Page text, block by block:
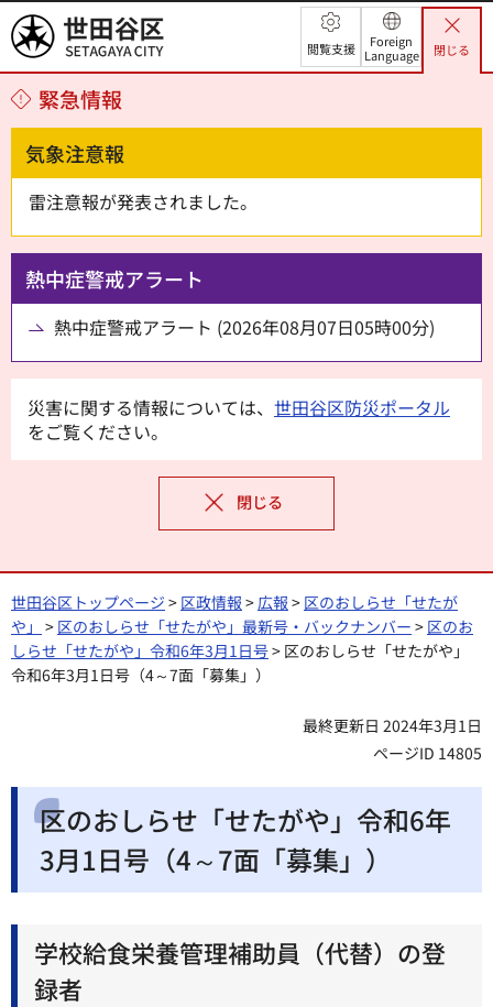
世田谷区 閲覧支援
Foreign
Language
閉じる
緊急情報
気象注意報
雷注意報が発表されました。
熱中症警戒アラート
熱中症警戒アラート (2026年08月07日05時00分)
災害に関する情報については、 世田谷区防災ポータル
をご覧ください。
閉じる
世田谷区トップページ > 区政情報 >広報 > 区のおしらせ「せたが
や」 > 区のおしらせ「せたがや」最新号・バックナンバー > 区のお
しらせ「せたがや」令和6年3月1日号> 区のおしらせ「せたがや」
令和6年3月1日号（4～7面「募集」）
最終更新日 2024年3月1日
ページID 14805
区のおしらせ「せたがや」令和6年
3月1日号（4～7面「募集」）
学校給食栄養管理補助員（代替）の登
録者